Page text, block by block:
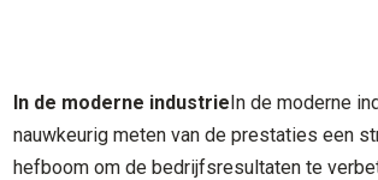
In de moderne industrieIn de moderne
nauwkeurig meten van de prestaties een
hefboom om de bedrijfsresultaten te